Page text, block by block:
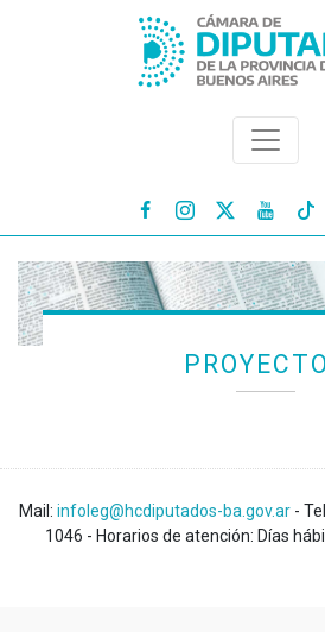
 
Mail: infoleg@hcdiputados-ba.gov.ar -
1046 - Horarios de atención: Días